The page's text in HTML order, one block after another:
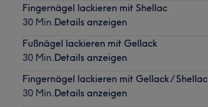
Fingernägel lackieren mit Shellac
30 Min.Details anzeigen
Fußnägel lackieren mit Gellack
30 Min.Details anzeigen
Fingernägel lackieren mit Gellack / Shellac
30 Min.Details anzeigen